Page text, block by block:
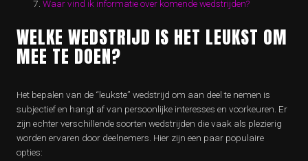
Waar vind ik informatie over komende wedstrijden?
WELKE WEDSTRIJD IS HET LEUKST OM
MEE TE DOEN?
Het bepalen van de “leukste” wedstrijd om aan deel te nemen is
subjectief en hangt af van persoonlijke interesses en voorkeuren. Er
zijn echter verschillende soorten wedstrijden die vaak als plezierig
worden ervaren door deelnemers. Hier zijn een paar populaire
opties: